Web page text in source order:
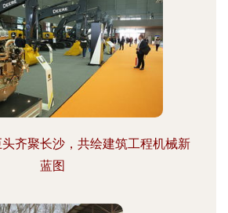
齐聚长沙，共绘建筑工程机械新
蓝图